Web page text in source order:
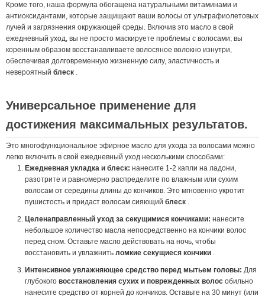
Кроме того, наша формула обогащена натуральными витаминами и
антиоксидантами, которые защищают ваши волосы от ультрафиолетовых
лучей и загрязнения окружающей среды. Включив это масло в свой
ежедневный уход, вы не просто маскируете проблемы с волосами; вы
коренным образом восстанавливаете волосяное волокно изнутри,
обеспечивая долговременную жизненную силу, эластичность и
невероятный блеск .
Универсальное применение для
достижения максимальных результатов.
Это многофункциональное эфирное масло для ухода за волосами можно
легко включить в свой ежедневный уход несколькими способами:
Ежедневная укладка и блеск: нанесите 1-2 капли на ладони,
разотрите и равномерно распределите по влажным или сухим
волосам от середины длины до кончиков. Это мгновенно укротит
пушистость и придаст волосам сияющий блеск .
Целенаправленный уход за секущимися кончиками: нанесите
небольшое количество масла непосредственно на кончики волос
перед сном. Оставьте масло действовать на ночь, чтобы
восстановить и увлажнить ломкие секущиеся кончики .
Интенсивное увлажняющее средство перед мытьем головы: Для
глубокого восстановления сухих и поврежденных волос обильно
нанесите средство от корней до кончиков. Оставьте на 30 минут (или